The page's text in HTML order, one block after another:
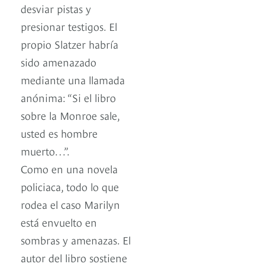
desviar pistas y
presionar testigos. El
propio Slatzer habría
sido amenazado
mediante una llamada
anónima: “Si el libro
sobre la Monroe sale,
usted es hombre
muerto…”.
Como en una novela
policiaca, todo lo que
rodea el caso Marilyn
está envuelto en
sombras y amenazas. El
autor del libro sostiene